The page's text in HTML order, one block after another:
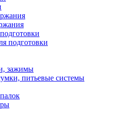
подготовки
зажимы
питьевые системы